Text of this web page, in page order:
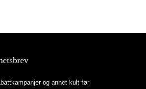
og annet kult før